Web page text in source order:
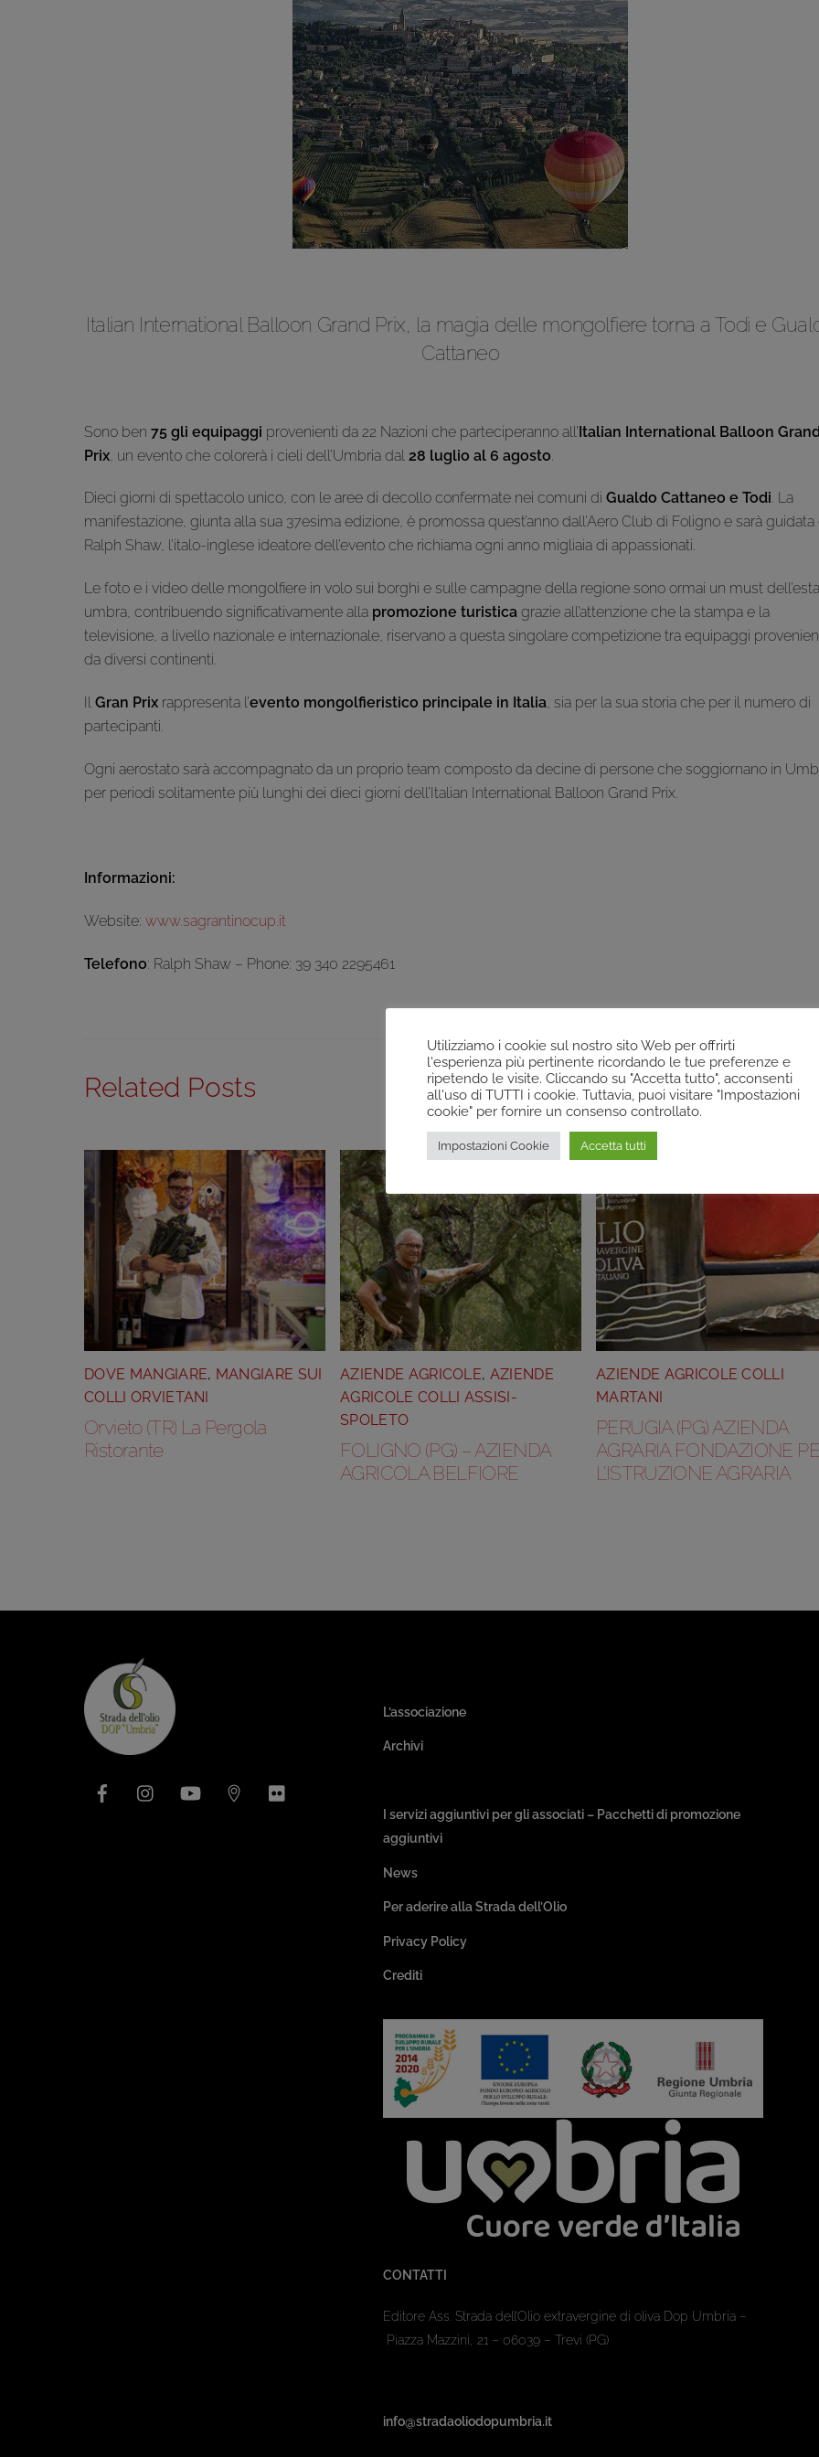
Italian International Balloon Grand Prix, la magia delle mongolfiere torna a Todi e
Cattaneo
Sono ben 75 gli equipaggi provenienti da 22 Nazioni che parteciperanno all’Italian International Balloon
Prix , un evento che colorerà i cieli dell’Umbria dal 28 luglio al 6 agosto
Dieci giorni di spettacolo unico, con le aree di decollo confermate nei comuni di Gualdo Cattaneo e Todi. La
manifestazione, giunta alla sua 37esima edizione, è promossa quest’anno dall’Aero Club di Foligno e sarà guidata
Ralph Shaw, l’italo-inglese ideatore dell’evento che richiama ogni anno migliaia di appassionati.
Le foto e i video delle mongolfiere in volo sui borghi e sulle campagne della regione sono ormai un must
umbra, contribuendo significativamente alla promozione turistica grazie all’attenzione che la stampa e la
televisione, a livello nazionale e internazionale, riservano a questa singolare competizione tra equipaggi
da diversi continenti.
Il Gran Prix rappresenta l’evento mongolfieristico principale in Italia, sia per la sua storia che per il numero di
partecipanti.
Ogni aerostato sarà accompagnato da un proprio team composto da decine di persone che soggiornano in
per periodi solitamente più lunghi dei dieci giorni dell’Italian International Balloon Grand Prix.
Informazioni:
Website: www.sagrantinocup.it
Telefono: Ralph Shaw – Phone: 39 340 2295461
Related Posts
DOVE MANGIARE, MANGIARE SUI
COLLI ORVIETANI
Orvieto (TR) La Pergola
Ristorante
AZIENDE AGRICOLE, AZIENDE
AGRICOLE COLLI ASSISI-
SPOLETO
FOLIGNO (PG) – AZIENDA
AGRICOLA BELFIORE
AZIENDE AGRICOLE COLLI
MARTANI
PERUGIA (PG) AZIENDA
AGRARIA FONDAZIONE
L’ISTRUZIONE AGRARIA
YouTube
L’associazione
Archivi
I servizi aggiuntivi per gli associati – Pacchetti di promozione
aggiuntivi
News
Per aderire alla Strada dell’Olio
Privacy Policy
Crediti
CONTATTI
Editore Ass. Strada dell’Olio extravergine di oliva Dop Umbria –
Piazza Mazzini, 21 – 06039 – Trevi (PG)
info@stradaoliodopumbria.it
Utilizziamo i cookie sul nostro sito Web per offrirti
l'esperienza più pertinente ricordando le tue preferenze e
ripetendo le visite. Cliccando su "Accetta tutto", acconsenti
all'uso di TUTTI i cookie. Tuttavia, puoi visitare "Impostazioni
cookie" per fornire un consenso controllato.
Impostazioni Cookie Accetta tutti